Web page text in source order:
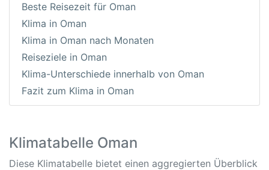
Beste Reisezeit für Oman
Klima in Oman
Klima in Oman nach Monaten
Reiseziele in Oman
Klima-Unterschiede innerhalb von Oman
Fazit zum Klima in Oman
Klimatabelle Oman
Diese Klimatabelle bietet einen aggregierten Überblick